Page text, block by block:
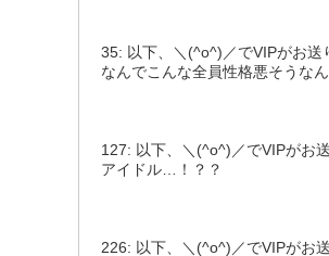
35: 以下、＼(^o^)／でVIPがお
なんでこんな全員性格悪そうな
127: 以下、＼(^o^)／でVIPがお
アイドル…！？？
226: 以下、＼(^o^)／でVIPがお